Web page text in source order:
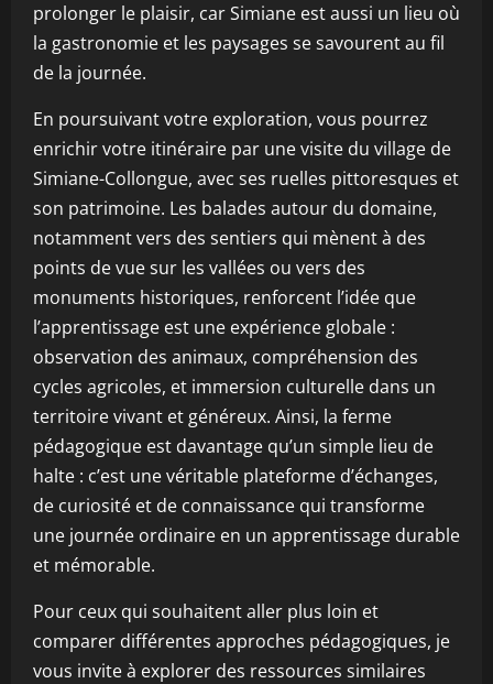
prolonger le plaisir, car Simiane est aussi un lieu où
la gastronomie et les paysages se savourent au fil
de la journée.
En poursuivant votre exploration, vous pourrez
enrichir votre itinéraire par une visite du village de
Simiane-Collongue, avec ses ruelles pittoresques et
son patrimoine. Les balades autour du domaine,
notamment vers des sentiers qui mènent à des
points de vue sur les vallées ou vers des
monuments historiques, renforcent l’idée que
l’apprentissage est une expérience globale :
observation des animaux, compréhension des
cycles agricoles, et immersion culturelle dans un
territoire vivant et généreux. Ainsi, la ferme
pédagogique est davantage qu’un simple lieu de
halte : c’est une véritable plateforme d’échanges,
de curiosité et de connaissance qui transforme
une journée ordinaire en un apprentissage durable
et mémorable.
Pour ceux qui souhaitent aller plus loin et
comparer différentes approches pédagogiques, je
vous invite à explorer des ressources similaires